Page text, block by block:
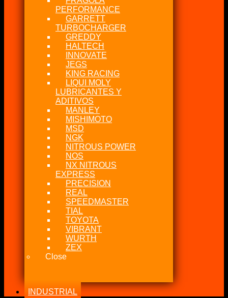
PERFORMANCE
GARRETT
TURBOCHARGER
GREDDY
HALTECH
INNOVATE
JEGS
KING RACING
LIQUI MOLY
LUBRICANTES Y
ADITIVOS
MANLEY
MISHIMOTO
MSD
NGK
NITROUS POWER
NOS
NX NITROUS
EXPRESS
PRECISION
REAL
SPEEDMASTER
TIAL
TOYOTA
VIBRANT
WURTH
ZEX
Close
INDUSTRIAL